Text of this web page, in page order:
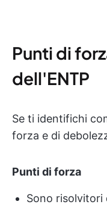
Punti di
dell'ENTP
Se ti identifichi
forza e di
Punti di forza
Sono risolvitori